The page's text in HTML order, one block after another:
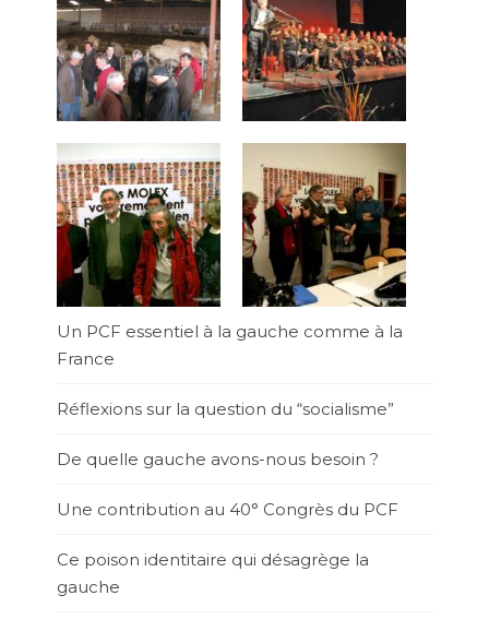
Un PCF essentiel à la gauche comme à la
France
Réflexions sur la question du “socialisme”
De quelle gauche avons-nous besoin ?
Une contribution au 40° Congrès du PCF
Ce poison identitaire qui désagrège la
gauche